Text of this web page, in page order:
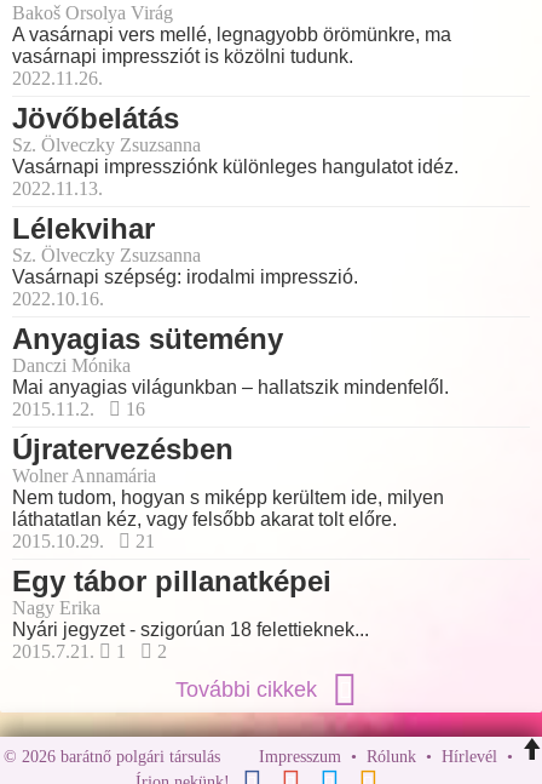
Bakoš Orsolya Virág
A vasárnapi vers mellé, legnagyobb örömünkre, ma
vasárnapi impressziót is közölni tudunk.
2022.11.26.
Jövőbelátás
Sz. Ölveczky Zsuzsanna
Vasárnapi impressziónk különleges hangulatot idéz.
2022.11.13.
Lélekvihar
Sz. Ölveczky Zsuzsanna
Vasárnapi szépség: irodalmi impresszió.
2022.10.16.
Anyagias sütemény
Danczi Mónika
Mai anyagias világunkban – hallatszik mindenfelől.
2015.11.2.
16
Újratervezésben
Wolner Annamária
Nem tudom, hogyan s miképp kerültem ide, milyen
láthatatlan kéz, vagy felsőbb akarat tolt előre.
2015.10.29.
21
Egy tábor pillanatképei
Nagy Erika
Nyári jegyzet - szigorúan 18 felettieknek...
2015.7.21.
1 2
További cikkek
© 2026 barátnő polgári társulás Impresszum • Rólunk• Hírlevél •